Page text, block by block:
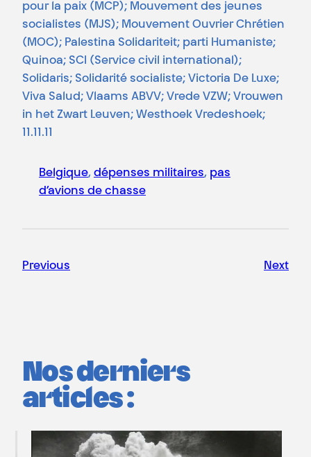
pour la paix (MCP); Mouvement des jeunes
socialistes (MJS); Mouvement Ouvrier Chrétien
(MOC); Palestina Solidariteit; parti Humaniste;
Quinoa; SCI (Service civil international);
Solidaris; Solidarité socialiste; Victoria De Luxe;
Viva Salud; Vlaams ABVV; Vrede VZW; Vrouwen
in het Zwart Leuven; Westhoek Vredeshoek;
11.11.11
Belgique, dépenses militaires, pas
d’avions de chasse
Previous Next
Nos derniers
articles :